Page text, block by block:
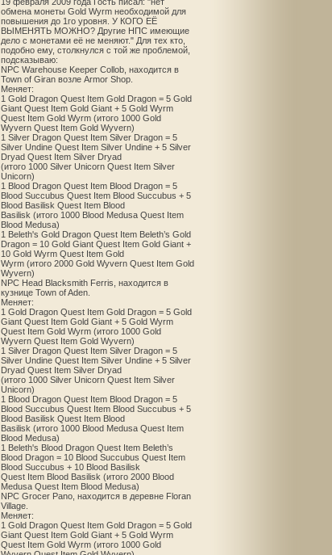
обмена монеты Gold Wyrm необходимой для
повышения до 1го уровня. У КОГО ЕЁ
ВЫМЕНЯТЬ МОЖНО? Другие НПС имеющие
дело с монетами её не меняют." Для тех кто,
подобно ему, столкнулся с той же проблемой,
подсказываю:
NPC Warehouse Keeper Collob, находится в
Town of Giran возле Armor Shop.
Меняет:
1 Gold Dragon Quest Item Gold Dragon = 5 Gold
Giant Quest Item Gold Giant + 5 Gold Wyrm
Quest Item Gold Wyrm (итого 1000 Gold
Wyvern Quest Item Gold Wyvern)
1 Silver Dragon Quest Item Silver Dragon = 5
Silver Undine Quest Item Silver Undine + 5 Silver
Dryad Quest Item Silver Dryad
(итого 1000 Silver Unicorn Quest Item Silver
Unicorn)
1 Blood Dragon Quest Item Blood Dragon = 5
Blood Succubus Quest Item Blood Succubus + 5
Blood Basilisk Quest Item Blood
Basilisk (итого 1000 Blood Medusa Quest Item
Blood Medusa)
1 Beleth's Gold Dragon Quest Item Beleth’s Gold
Dragon = 10 Gold Giant Quest Item Gold Giant +
10 Gold Wyrm Quest Item Gold
Wyrm (итого 2000 Gold Wyvern Quest Item Gold
Wyvern)
NPC Head Blacksmith Ferris, находится в
кузнице Town of Aden.
Меняет:
1 Gold Dragon Quest Item Gold Dragon = 5 Gold
Giant Quest Item Gold Giant + 5 Gold Wyrm
Quest Item Gold Wyrm (итого 1000 Gold
Wyvern Quest Item Gold Wyvern)
1 Silver Dragon Quest Item Silver Dragon = 5
Silver Undine Quest Item Silver Undine + 5 Silver
Dryad Quest Item Silver Dryad
(итого 1000 Silver Unicorn Quest Item Silver
Unicorn)
1 Blood Dragon Quest Item Blood Dragon = 5
Blood Succubus Quest Item Blood Succubus + 5
Blood Basilisk Quest Item Blood
Basilisk (итого 1000 Blood Medusa Quest Item
Blood Medusa)
1 Beleth's Blood Dragon Quest Item Beleth’s
Blood Dragon = 10 Blood Succubus Quest Item
Blood Succubus + 10 Blood Basilisk
Quest Item Blood Basilisk (итого 2000 Blood
Medusa Quest Item Blood Medusa)
NPC Grocer Pano, находится в деревне Floran
Village.
Меняет:
1 Gold Dragon Quest Item Gold Dragon = 5 Gold
Giant Quest Item Gold Giant + 5 Gold Wyrm
Quest Item Gold Wyrm (итого 1000 Gold